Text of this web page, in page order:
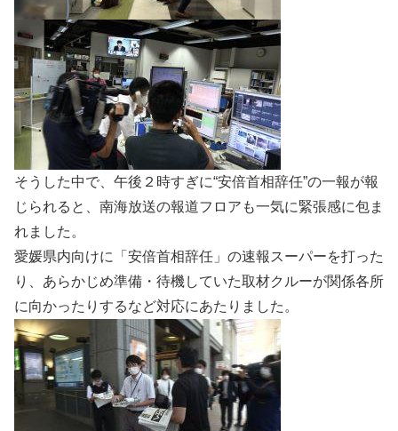
そうした中で、午後２時すぎに“安倍首相辞任”の一報が報
じられると、南海放送の報道フロアも一気に緊張感に包ま
れました。
愛媛県内向けに「安倍首相辞任」の速報スーパーを打った
り、あらかじめ準備・待機していた取材クルーが関係各所
に向かったりするなど対応にあたりました。